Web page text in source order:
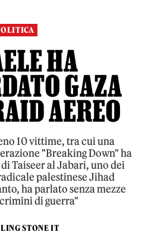
HA
GAZA
AEREO
10 vittime, tra cui una
"Breaking Down" ha
Taiseer al Jabari, uno dei
palestinese Jihad
ha parlato senza mezze
di guerra"
STONE IT